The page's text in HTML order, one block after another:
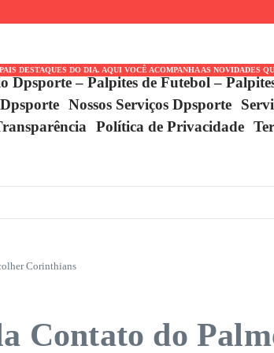
DO DIA. AQUI VOCÊ ACOMPANHA AS
Dpsporte – Palpites de Futebol –
Nossos Serviços Dpsporte
Política de Privacidade
Corinthians
Contato do